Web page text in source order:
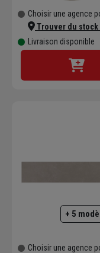
Choisir une agence
Trouver du stock
Livraison disponible
+ 5
Choisir une agence